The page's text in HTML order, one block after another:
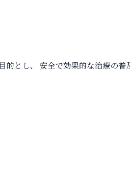
とし、 安全で効果的な治療の普